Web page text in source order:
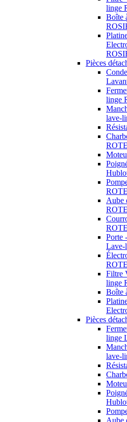
linge
Boîte
Pièces
linge
lave-
Aube
Porte
Filtre
linge
Boîte
Pièces
linge
lave-
Aube